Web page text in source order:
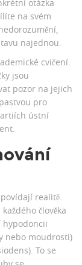
otázka
na svém
najednou.
cvičení.
jsou
pozor na jejich
pro
ústní
realitě.
člověka
hypodoncii
nebo moudrosti)
To se